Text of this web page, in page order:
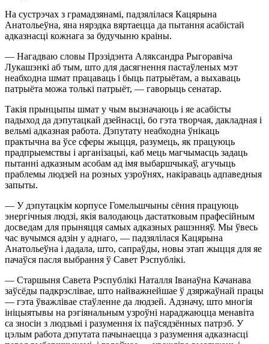
На сустрэчах з грамадзянамі, падзялілася Кацярына
Анатольеўна, яна нярэдка вяртаецца да пытання асабістай
адказнасці кожнага за будучыню краіны.
— Нагадваю словы Прэзідэнта Аляксандра Рыгоравіча
Лукашэнкі аб тым, што для дасягнення пастаўленых мэт
неабходна шмат працаваць і быць патрыётам, а выхаваць
патрыёта можа толькі патрыёт, — гаворыць сенатар.
Такія прынцыпы шмат у чым вызначаюць і яе асабісты
падыход да дэпутацкай дзейнасці, бо гэта творчая, дакладная і
вельмі адказная работа. Дэпутату неабходна ўнікаць
практычна ва ўсе сферы жыцця, разумець, як працуюць
прадпрыемствы і арганізацыі, каб мець магчымасць задаць
пытанні адказным асобам ад імя выбаршчыкаў, агучыць
праблемы людзей на розных узроўнях, накіраваць адпаведныя
запыты.
— У дэпутацкім корпусе Гомельшчыны сёння працуюць
энергічныя людзі, якія валодаюць дастатковым прафесійным
досведам для прыняцця самых адказных рашэнняў. Мы ўвесь
час вучымся адзін у аднаго, — падзялілася Кацярына
Анатольеўна і дадала, што, сапраўды, новы этап жыцця для яе
пачаўся пасля выбрання ў Савет Рэспублікі.
— Старшыня Савета Рэспублікі Наталля Іванаўна Качанава
заўсёды падкрэслівае, што найважнейшае ў дзяржаўнай працы
— гэта ўважлівае стаўленне да людзей. Адзначу, што многія
ініцыятывы на рэгіянальным узроўні нараджаюцца менавіта
са зносін з людзьмі і разумення іх паўсядзённых патрэб. У
цэлым работа дэпутата пачынаецца з разумення адказнасці